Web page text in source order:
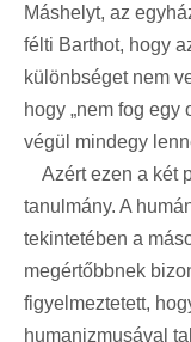
Máshelyt, az
félti Barthot, hogy
különbséget nem
hogy „nem fog
végül mindegy
Azért ezen a két
tanulmány. A
tekintetében a
megértőbbnek
figyelmeztetett,
humanizmusával